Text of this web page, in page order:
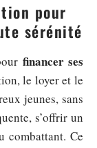
pour
sérénité
financer ses
le loyer et le
jeunes, sans
s’offrir un
combattant. Ce